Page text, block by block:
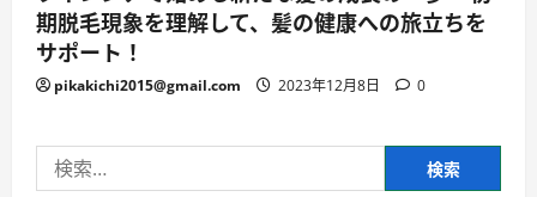
期脱毛現象を理解して、髪の健康への旅立ちを
サポート！
pikakichi2015@gmail.com 2023年12月8日 0